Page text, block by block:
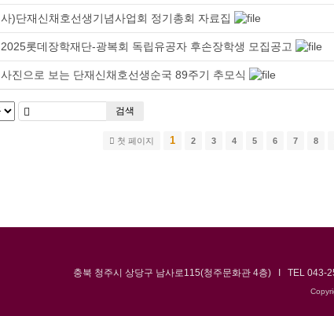
사)단재신채호선생기념사업회 정기총회 자료집
2025롯데장학재단-광복회 독립유공자 후손장학생 모집공고
사진으로 보는 단재신채호선생순국 89주기 추모식
검색
첫 페이지 1 2 3 4 5 6 7 8
충북 청주시 상당구 남사로115(청주문화관 4층) I TEL